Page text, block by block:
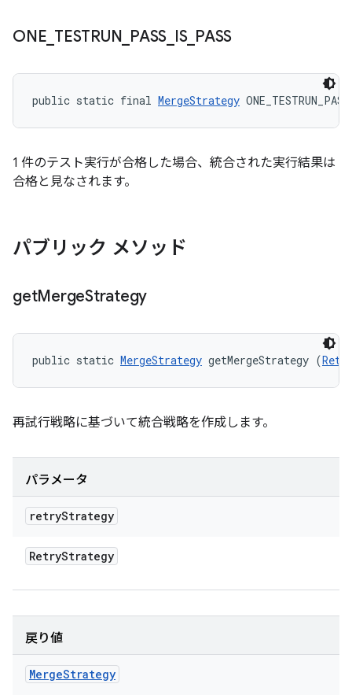
ONE TESTRUN PASS IS_ PASS
public static final MergeStrategy
1 件のテスト実行が合格した場合、統合された実行結果は
合格と見なされます。
パブリック メソッド
getMergeStrategy
public static MergeStrategy getMergeStrategy (
再試行戦略に基づいて統合戦略を作成します。
パラメータ
retryStrategy
RetryStrategy
戻り値
MergeStrategy